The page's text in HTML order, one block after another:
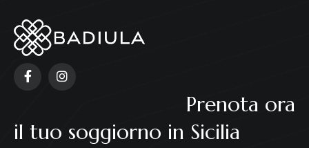
Prenota ora
il tuo soggiorno in Sicilia